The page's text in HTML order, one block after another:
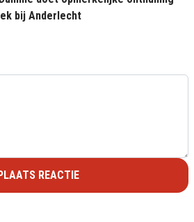
bij Anderlecht
REACTIE